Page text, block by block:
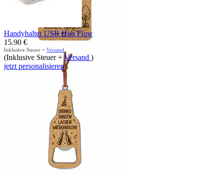
Handyhalter USB Hub Flow
15.90 €
Inklusive Steuer + Versand
(Inklusive Steuer +Versand )
jetzt personalisieren